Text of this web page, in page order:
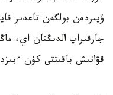
ۇيىردەن بولگەن تاعدىر
جارقىراپ الدىڭنان اي،
قۋانىش باقىتتى كۇن